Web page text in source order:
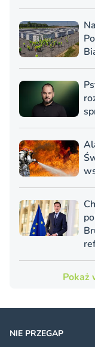
Pokaż
NIE PRZEGAP